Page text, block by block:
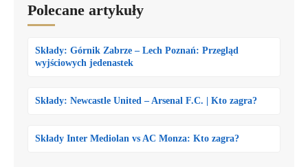
Polecane artykuły
Składy: Górnik Zabrze – Lech Poznań: Przegląd
wyjściowych jedenastek
Składy: Newcastle United – Arsenal F.C. | Kto zagra?
Składy Inter Mediolan vs AC Monza: Kto zagra?